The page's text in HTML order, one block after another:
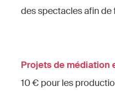
des spectacles afin de
Projets de médiation
10 € pour les